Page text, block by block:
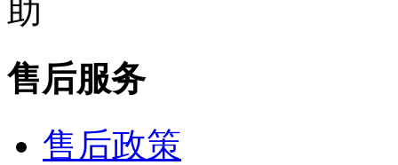
售后服务
售后政策